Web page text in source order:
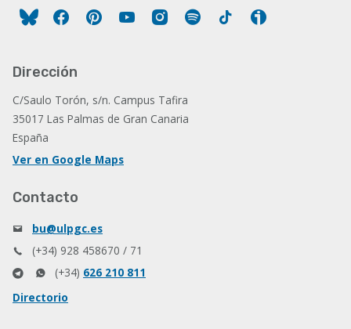
FacebookPinterestYouTubeInstagram
Spotify Tiktok
Dirección
C/Saulo Torón, s/n. Campus Tafira
35017 Las Palmas de Gran Canaria
España
Ver en Google Maps
Contacto
bu@ulpgc.es
(+34) 928 458670 / 71
(+34) 626 210 811
Directorio